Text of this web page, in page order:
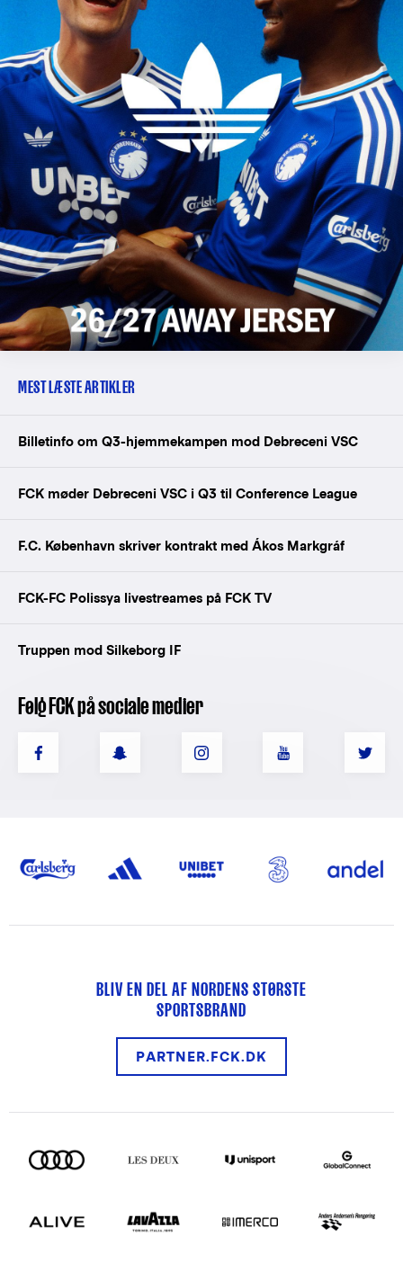
MEST LÆSTE ARTIKLER
Billetinfo om Q3-hjemmekampen mod Debreceni VSC
FCK møder Debreceni VSC i Q3 til Conference League
F.C. København skriver kontrakt med Ákos Markgráf
FCK-FC Polissya livestreames på FCK TV
Truppen mod Silkeborg IF
Følg FCK på sociale medier
BLIV EN DEL AF NORDENS STØRSTE
SPORTSBRAND
PARTNER.FCK.DK